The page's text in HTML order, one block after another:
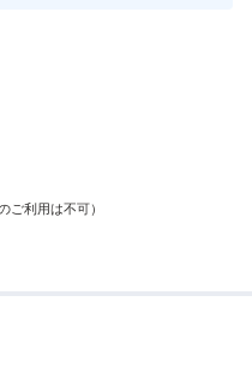
ご利用は不可）